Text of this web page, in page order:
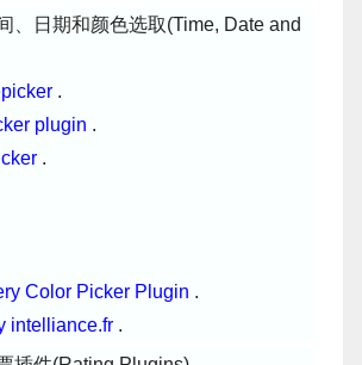
、日期和颜色选取(Time, Date and
.
plugin .
.
Color Picker Plugin .
intelliance.fr .